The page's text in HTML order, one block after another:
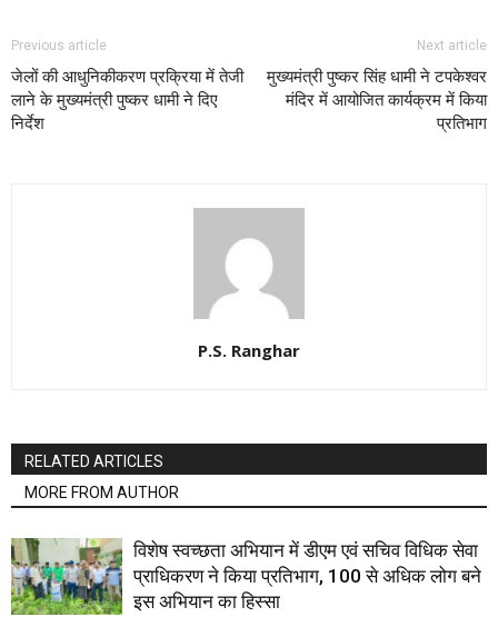
Previous article
जेलों की आधुनिकीकरण प्रक्रिया में तेजी
लाने के मुख्यमंत्री पुष्कर धामी ने दिए
निर्देश
Next article
मुख्यमंत्री पुष्कर सिंह धामी ने टपकेश्वर
मंदिर में आयोजित कार्यक्रम में किया
प्रतिभाग
P.S. Ranghar
RELATED ARTICLES
MORE FROM AUTHOR
विशेष स्वच्छता अभियान में डीएम एवं सचिव विधिक सेवा
प्राधिकरण ने किया प्रतिभाग, 100 से अधिक लोग बने
इस अभियान का हिस्सा